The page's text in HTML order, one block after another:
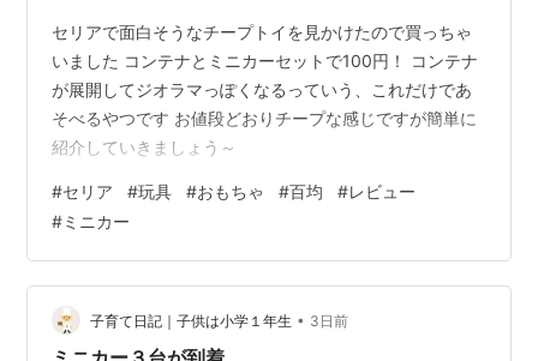
セリアで面白そうなチープトイを見かけたので買っちゃ
いました コンテナとミニカーセットで100円！ コンテナ
が展開してジオラマっぽくなるっていう、これだけであ
そべるやつです お値段どおりチープな感じですが簡単に
紹介していきましょう～
#セリア #玩具 #おもちゃ #百均 #レビュー
#ミニカー
子育て日記｜子供は小学１年生 • 3日前